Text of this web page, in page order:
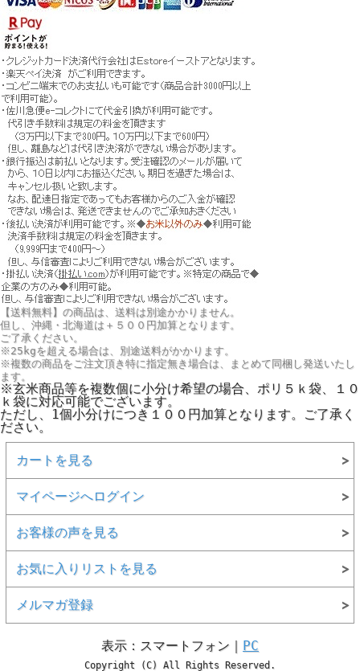
【送料無料】の商品は、送料は別途かかりません。
但し、 沖縄・北海道は＋５００円 加算となります。
ご了承ください。
※25kgを超える場合は、別途送料がかかります。
※複数の商品をご注文頂き特に指定無き場合は、まとめて同梱し発送いたし
ます。
※玄米商品等を複数個に小分け希望の場合、ポリ５ｋ袋、１０
ｋ袋に対応可能でございます。
ただし、1個小分けにつき１００円加算となります。ご了承く
ださい。
カートを見る
マイページへログイン
お客様の声を見る
お気に入りリストを見る
メルマガ登録
表示：スマートフォン｜ PC
Copyright (C) All Rights Reserved.